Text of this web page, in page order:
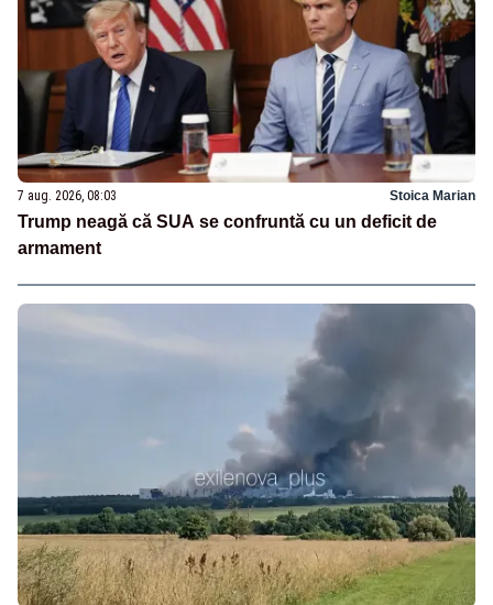
7 aug. 2026, 08:03 Stoica Marian
Trump neagă că SUA se confruntă cu un deficit de
armament